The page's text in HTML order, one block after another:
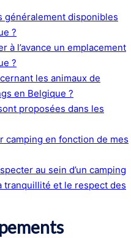
généralement disponibles
?
à l’avance un emplacement
?
les animaux de
en Belgique ?
proposées dans les
camping en fonction de mes
au sein d’un camping
tranquillité et le respect des